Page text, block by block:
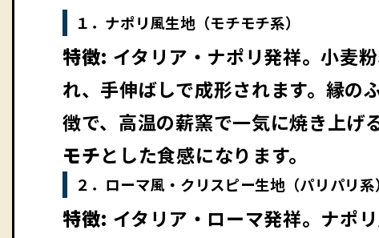
１．ナポリ風生地（モチモチ系）
特徴: イタリア・ナポリ発祥。小麦
れ、手伸ばしで成形されます。縁の
徴で、高温の薪窯で一気に焼き上げ
モチとした食感になります。
２．ローマ風・クリスピー生地（パリパリ系）
特徴: イタリア・ローマ発祥。ナポ